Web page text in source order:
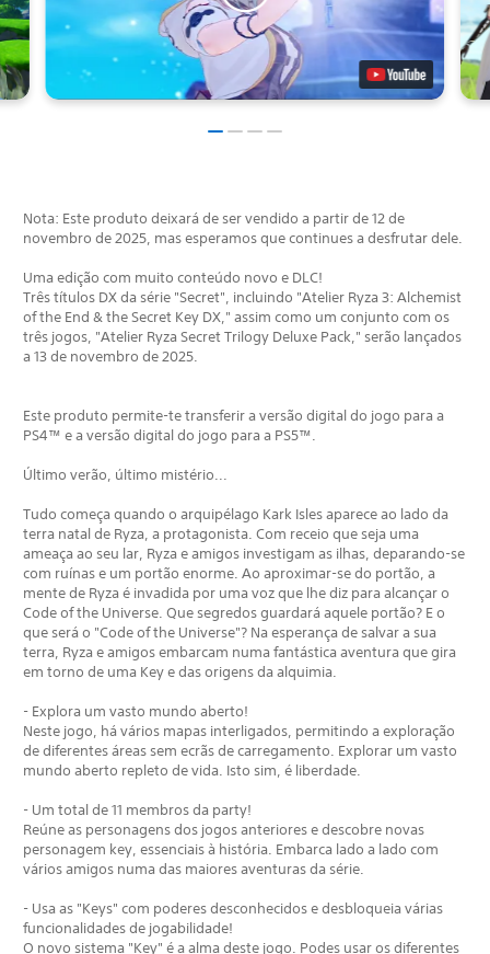
Nota: Este produto deixará de ser vendido a partir de 12 de
novembro de 2025, mas esperamos que continues a desfrutar dele.
Uma edição com muito conteúdo novo e DLC!
Três títulos DX da série "Secret", incluindo "Atelier Ryza 3: Alchemist
of the End & the Secret Key DX," assim como um conjunto com os
três jogos, "Atelier Ryza Secret Trilogy Deluxe Pack," serão lançados
a 13 de novembro de 2025.
Este produto permite-te transferir a versão digital do jogo para a
PS4™ e a versão digital do jogo para a PS5™.
Último verão, último mistério...
Tudo começa quando o arquipélago Kark Isles aparece ao lado da
terra natal de Ryza, a protagonista. Com receio que seja uma
ameaça ao seu lar, Ryza e amigos investigam as ilhas, deparando-se
com ruínas e um portão enorme. Ao aproximar-se do portão, a
mente de Ryza é invadida por uma voz que lhe diz para alcançar o
Code of the Universe. Que segredos guardará aquele portão? E o
que será o "Code of the Universe"? Na esperança de salvar a sua
terra, Ryza e amigos embarcam numa fantástica aventura que gira
em torno de uma Key e das origens da alquimia.
- Explora um vasto mundo aberto!
Neste jogo, há vários mapas interligados, permitindo a exploração
de diferentes áreas sem ecrãs de carregamento. Explorar um vasto
mundo aberto repleto de vida. Isto sim, é liberdade.
- Um total de 11 membros da party!
Reúne as personagens dos jogos anteriores e descobre novas
personagem key, essenciais à história. Embarca lado a lado com
vários amigos numa das maiores aventuras da série.
- Usa as "Keys" com poderes desconhecidos e desbloqueia várias
funcionalidades de jogabilidade!
O novo sistema "Key" é a alma deste jogo. Podes usar os diferentes